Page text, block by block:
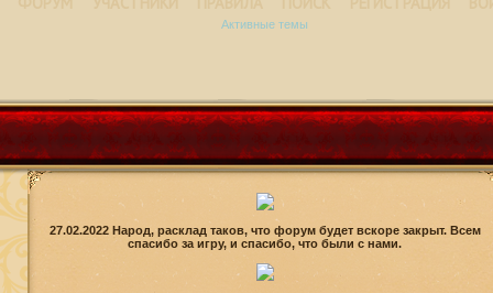
Активные темы
27.02.2022 Народ, расклад таков, что форум будет вскоре закрыт. Всем
спасибо за игру, и спасибо, что были с нами.